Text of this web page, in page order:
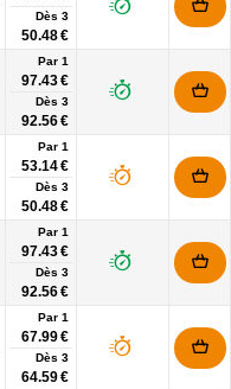
Dès 3
50.48 €
Par 1
97.43 €
Dès 3
92.56 €
Par 1
53.14 €
Dès 3
50.48 €
Par 1
97.43 €
Dès 3
92.56 €
Par 1
67.99 €
Dès 3
64.59 €